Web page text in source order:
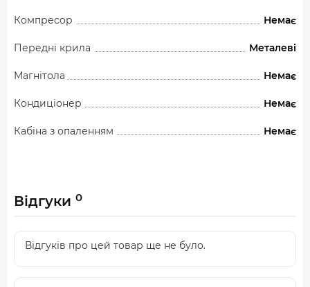
Компресор Немає
Передні крила Металеві
Магнітола Немає
Кондиціонер Немає
Кабіна з опаленням Немає
Відгуки 0
Відгуків про цей товар ще не було.